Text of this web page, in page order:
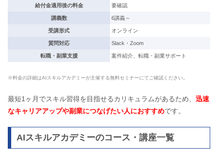
給付金適用後の料金 要確認
講義数 6講義～
受講形式 オンライン
質問対応 Slack・Zoom
転職・副業支援 案件紹介、転職・副業サポート
※料金の詳細はAIスキルアカデミーが主催する無料セミナーにてご確認ください。
最短1ヶ月でスキル習得を目指せるカリキュラムがあるため、 迅速
なキャリアアップや副業につなげたい人におすすめです。
AIスキルアカデミーのコース・講座一覧